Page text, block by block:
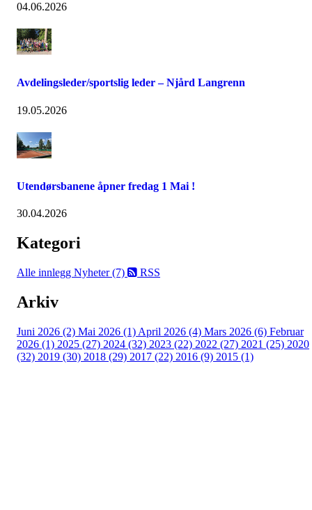
04.06.2026
Avdelingsleder/sportslig leder – Njård Langrenn
19.05.2026
Utendørsbanene åpner fredag 1 Mai !
30.04.2026
Kategori
Alle innlegg Nyheter (7) RSS
Arkiv
Juni 2026 (2) Mai 2026 (1) April 2026 (4) Mars 2026 (6) Februar
2026 (1) 2025 (27) 2024 (32) 2023 (22) 2022 (27) 2021 (25) 2020
(32) 2019 (30) 2018 (29) 2017 (22) 2016 (9) 2015 (1)